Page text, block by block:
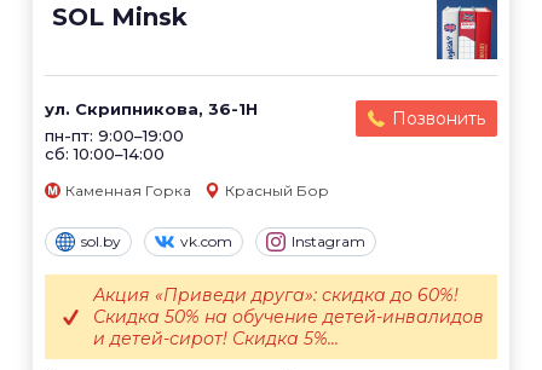
SOL Minsk
ул. Скрипникова, 36-1Н
пн-пт: 9:00–19:00
сб: 10:00–14:00
Позвонить
Каменная Горка Красный Бор
sol.by vk.com Instagram
Акция «Приведи друга»: скидка до 60%!
Скидка 50% на обучение детей-инвалидов
и детей-сирот! Скидка 5%...